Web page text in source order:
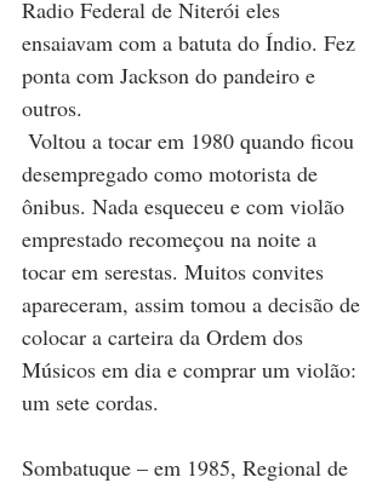
Radio Federal de Niterói eles
ensaiavam com a batuta do Índio. Fez
ponta com Jackson do pandeiro e
outros.
desempregado como motorista de
ônibus. Nada esqueceu e com violão
emprestado recomeçou na noite a
tocar em serestas. Muitos convites
apareceram, assim tomou a decisão de
colocar a carteira da Ordem dos
Músicos em dia e comprar um violão:
um sete cordas.
Sombatuque – em 1985, Regional de